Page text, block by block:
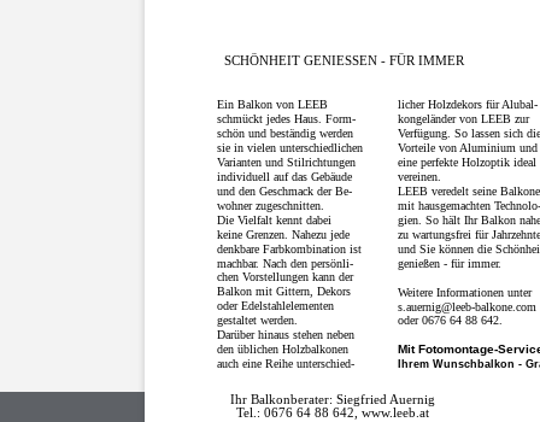
Ihr Balkonberater: Siegfried Auernig
Tel.: 0676 64 88 642, www.leeb.at
SCHÖNHEIT GENIESSEN - FÜR IMMER
Ein Balkon von LEEB
schmückt jedes Haus. Form-
schön und beständig werden
sie in vielen unterschiedlichen
Varianten und Stilrichtungen
individuell auf das Gebäude
und den Geschmack der Be-
wohner zugeschnitten.
Die Vielfalt kennt dabei
keine Grenzen. Nahezu jede
denkbare Farbkombination ist
machbar. Nach den persönli-
chen Vorstellungen kann der
Balkon mit Gittern, Dekors
oder Edelstahlelementen
gestaltet werden.
Darüber hinaus stehen neben
den üblichen Holzbalkonen
auch eine Reihe unterschied-
licher Holzdekors für Alubal-
kongeländer von LEEB zur
Verfügung. So lassen sich die
Vorteile von Aluminium und
eine perfekte Holzoptik ideal
vereinen.
LEEB veredelt seine Balkone
mit hausgemachten Technolo-
gien. So hält Ihr Balkon
zu wartungsfrei für Jahrzehnte
und Sie können die
genießen - für immer.
Weitere Informationen unter
s.auernig@leeb-balkone.com
oder 0676 64 88 642.
Mit Fotomontage-
Ihrem Wunschbalkon -